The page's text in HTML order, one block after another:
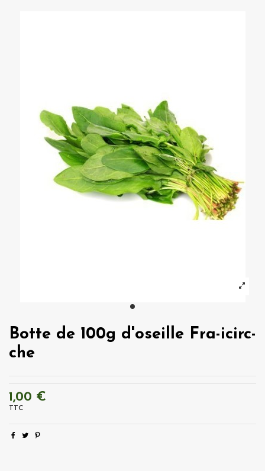
Botte de 100g d'oseille Fra-icirc-
che
1,00 €
TTC